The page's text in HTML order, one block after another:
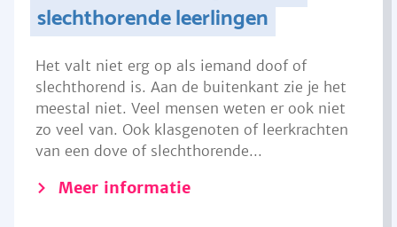
slechthorende leerlingen
Het valt niet erg op als iemand doof of
slechthorend is. Aan de buitenkant zie je het
meestal niet. Veel mensen weten er ook niet
zo veel van. Ook klasgenoten of leerkrachten
van een dove of slechthorende...
Meer informatie